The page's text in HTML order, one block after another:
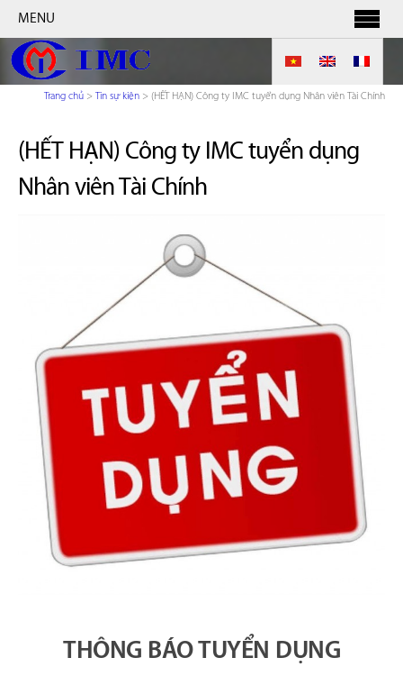
MENU
Trang chủ > Tin sự kiện > (HẾT HẠN) Công ty IMC tuyển dụng Nhân viên Tài Chính
(HẾT HẠN) Công ty IMC tuyển dụng
Nhân viên Tài Chính
THÔNG BÁO TUYỂN DỤNG